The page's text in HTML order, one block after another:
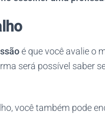
é que você avalie o
será possível saber
você também pode